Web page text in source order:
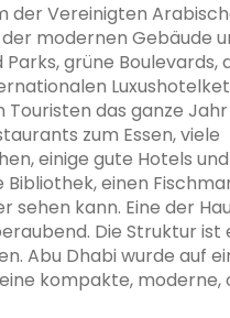
der Vereinigten
modernen Gebäude
grüne Boulevards,
das ganze
zum Essen, viele
einige gute Hotels
Bibliothek, einen
sehen kann. Eine der
Die Struktur ist
Abu Dhabi wurde auf
kompakte, moderne,